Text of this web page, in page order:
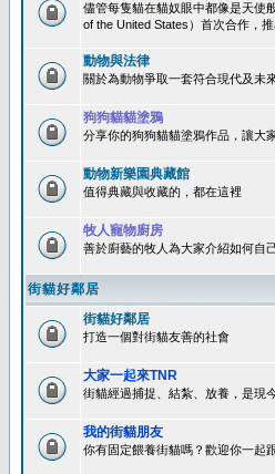
儘管每隻貓在貓奴眼中都像是天使
of the United States）首次合作，
動物與法律
關於為動物爭取一套符合現代及未
狗狗貓貓塗鴉
分享你的狗狗貓貓塗鴉作品，讓大
動物新樂園典藏館
值得典藏與收藏的，都在這裡
牧人寵物廚房
善於廚藝的牧人為大家介紹如何自
街貓好鄰居
街貓好鄰居
打造一個對街貓友善的社會
大家一起來TNR
街貓經過捕捉、結紮、放養，是現
我的街貓朋友
你有固定餵養街貓嗎？歡迎你一起